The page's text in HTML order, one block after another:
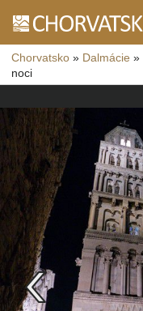
Chorvatsko » Dalmácie »
noci